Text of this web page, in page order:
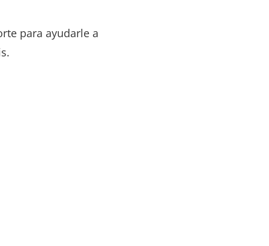
para ayudarle a